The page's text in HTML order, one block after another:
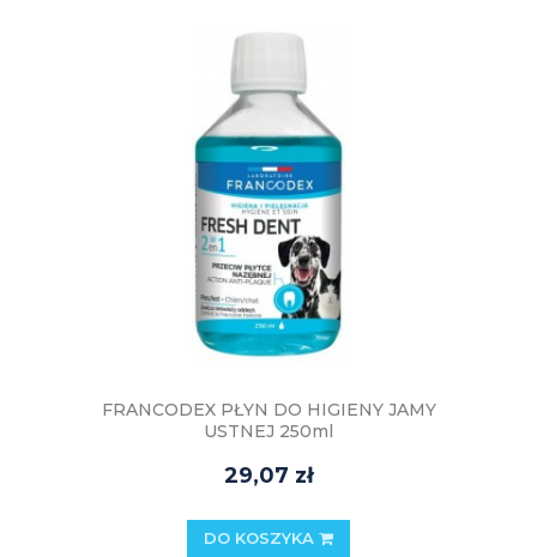
FRANCODEX PŁYN DO HIGIENY JAMY
USTNEJ 250ml
29,07 zł
DO KOSZYKA